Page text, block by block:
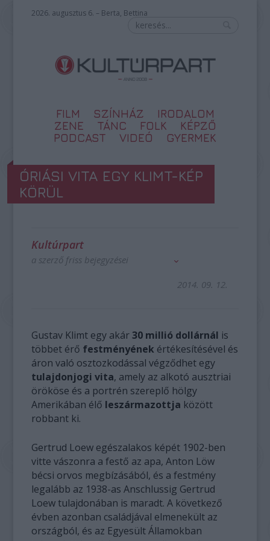
2026. augusztus 6. – Berta, Bettina
FILM SZÍNHÁZ
IRODALOM
ZENE
TÁNC FOLK
KÉPZŐ
PODCAST
VIDEÓ GYERMEK
ÓRIÁSI VITA EGY KLIMT-KÉP
KÖRÜL
Kultúrpart
a szerző friss bejegyzései
2014. 09. 12.
Gustav Klimt egy akár30 millió dollárnál is
többet érő festményének értékesítésével és
áron való osztozkodással végződhet egy
tulajdonjogi vita, amely az alkotó ausztriai
örököse és a portrén szereplő hölgy
Amerikában élő leszármazottja között
robbant ki.
Gertrud Loew egészalakos képét 1902-ben
vitte vászonra a festő az apa, Anton Löw
bécsi orvos megbízásából, és a festmény
legalább az 1938-as Anschlussig Gertrud
Loew tulajdonában is maradt. A következő
évben azonban családjával elmenekült az
országból, és az Egyesült Államokban